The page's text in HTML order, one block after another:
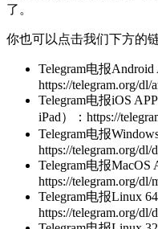
了。
你也可以点击我们下方的
Telegram电报Android
https://telegram.org/dl/
Telegram电报iOS
iPad）：https://
Telegram电报
https://telegram.org/dl/
Telegram电报MacOS
https://telegram.org/dl/
Telegram电报Linux
https://telegram.org/dl/